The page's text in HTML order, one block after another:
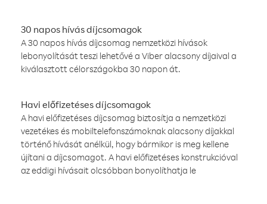
30 napos hívás díjcsomagok
A 30 napos hívás díjcsomag nemzetközi hívások
lebonyolítását teszi lehetővé a Viber alacsony díjaival a
kiválasztott célországokba 30 napon át.
Havi előfizetéses díjcsomagok
A havi előfizetéses díjcsomag biztosítja a nemzetközi
vezetékes és mobiltelefonszámoknak alacsony díjakkal
történő hívását anélkül, hogy bármikor is meg kellene
újítani a díjcsomagot. A havi előfizetéses konstrukcióval
az eddigi hívásait olcsóbban bonyolíthatja le